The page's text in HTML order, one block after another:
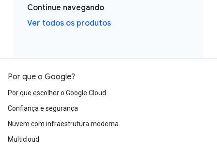
Continue navegando
Ver todos os produtos
Por que o Google?
Por que escolher o Google Cloud
Confiança e segurança
Nuvem com infraestrutura moderna
Multicloud